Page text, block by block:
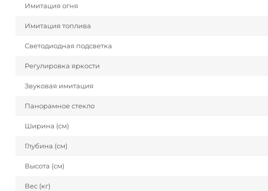
Имитация огня
Имитация топлива
Светодиодная подсветка
Регулировка яркости
Звуковая имитация
Панорамное стекло
Ширина (см)
Глубина (см)
Высота (см)
Вес (кг)